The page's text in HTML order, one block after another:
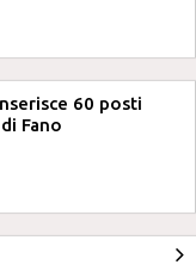
60 posti
Fano